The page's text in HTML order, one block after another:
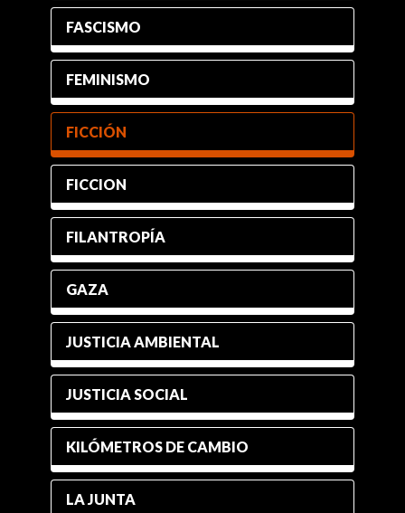
FASCISMO
FEMINISMO
FICCIÓN
FICCION
FILANTROPÍA
GAZA
JUSTICIA AMBIENTAL
JUSTICIA SOCIAL
KILÓMETROS DE CAMBIO
LA JUNTA